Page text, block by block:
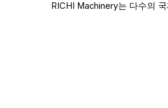
RICHI Machinery는 다수의